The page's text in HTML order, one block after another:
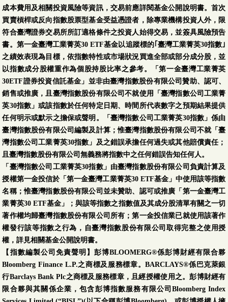
成本費用及相關投資風險等資訊，交易前應詳閱基金公開說明書。首次
買賣槓桿或反向指數股票型基金受益憑證者，除專業機構投資人外，限
符合臺灣證券交易所所訂適格條件之投資人始得交易，並簽具風險預告
書。第一金臺灣工業菁英30 ETF基金以追蹤標的｢臺灣工業菁英30指數｣
之績效表現為目標，依指數特性或市場狀況買進全部或部分成分股，並
以指數成分股權重作為個股持股比率之參考。「第一金臺灣工業菁英
30ETF證券投資信託基金」並非由臺灣指數股份有限公司贊助、認可、
銷售或推廣，且臺灣指數股份有限公司不就使用「臺灣指數公司工業菁
英30指數」或該指數於任何特定日期、時間所代表數字之預期結果提供
任何明示或默示之擔保或聲明。「臺灣指數公司工業菁英30指數」係由
臺灣指數股份有限公司編製及計算；惟臺灣指數股份有限公司不就「臺
灣指數公司工業菁英30指數」及之錯誤承擔任何過失或其他賠償責任；
且臺灣指數股份有限公司無義務將指數中之任何錯誤告知任何人。
「臺灣指數公司工業菁英30指數」由臺灣指數股份有限公司負責計算及
授權第一金投信於「第一金臺灣工業菁英30 ETF基金」中使用該等指數
名稱；惟臺灣指數股份有限公司並未贊助、認可或推廣「第一金臺灣工
業菁英30 ETF基金」；與該等指數之指數值及其成分股清單有關之一切
著作權均歸臺灣指數股份有限公司所有；第一金投信業已就使用該著作
權發行該等指數之行為，自臺灣指數股份有限公司取得完整之使用授
權，詳見相關基金公開說明書。
【指數編製公司免責聲明】彭博BLOOMERG®係彭博財經有限合夥
Bloomberg Finance L.P.之商標及服務標章。BARCLAYS®係巴克萊銀
行Barclays Bank Plc之商標及服務標章，且經授權使用之。彭博財經有
限合夥與其關係企業，包含彭博指數服務有限公司Bloomberg Index